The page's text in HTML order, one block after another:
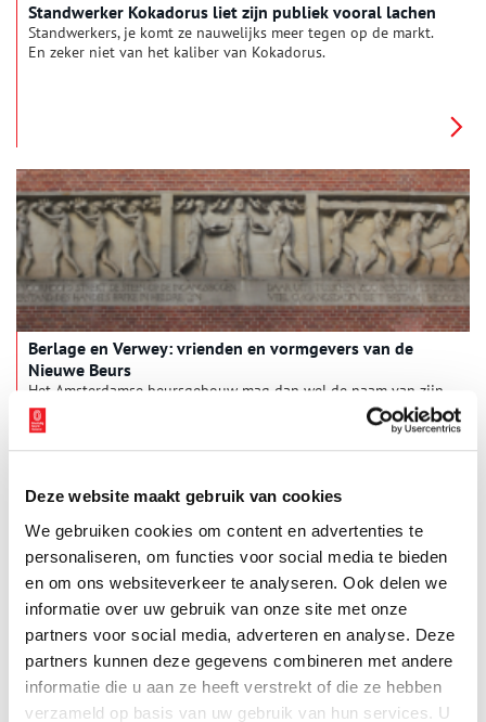
Deze website maakt gebruik van cookies
We gebruiken cookies om content en advertenties te
personaliseren, om functies voor social media te bieden
en om ons websiteverkeer te analyseren. Ook delen we
informatie over uw gebruik van onze site met onze
partners voor social media, adverteren en analyse. Deze
partners kunnen deze gegevens combineren met andere
informatie die u aan ze heeft verstrekt of die ze hebben
verzameld op basis van uw gebruik van hun services. U
Standwerker Kokadorus liet zijn publiek vooral lachen
Standwerkers, je komt ze nauwelijks meer tegen op de markt.
En zeker niet van het kaliber van Kokadorus.
Berlage en Verwey: vrienden en vormgevers van de
Nieuwe Beurs
Het Amsterdamse beursgebouw mag dan wel de naam van zijn
architect Berlage dragen, in werkelijkheid was het een
Gesamtkunstwerk: een creatie van verschillende moderne
kunstenaars. Albert Verwey was één van hen. Als vriend van
op te luisteren met dichtregels over Amsterdam als
handelsstad. Dat deed Verwey, als overtuigd socialist, met de
nodige scherpe kanttekeningen.
Een dennenbosch op Amsterdams asfalt
Kerstbomen met de geur van hars en vers hout, Duitse